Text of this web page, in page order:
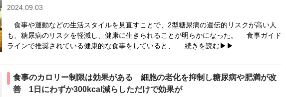
2024.09.03
食事や運動などの生活スタイルを見直すことで、2型糖尿病の遺伝的リスクが高い人
も、糖尿病のリスクを軽減し、健康に生きられることが明らかになった。 食事ガイド
ラインで推奨されている健康的な食事をしていると、... 続きを読む▶▶
食事のカロリー制限は効果がある 細胞の老化を抑制し糖尿病や肥満が改
善 1日にわずか300kcal減らしただけで効果が